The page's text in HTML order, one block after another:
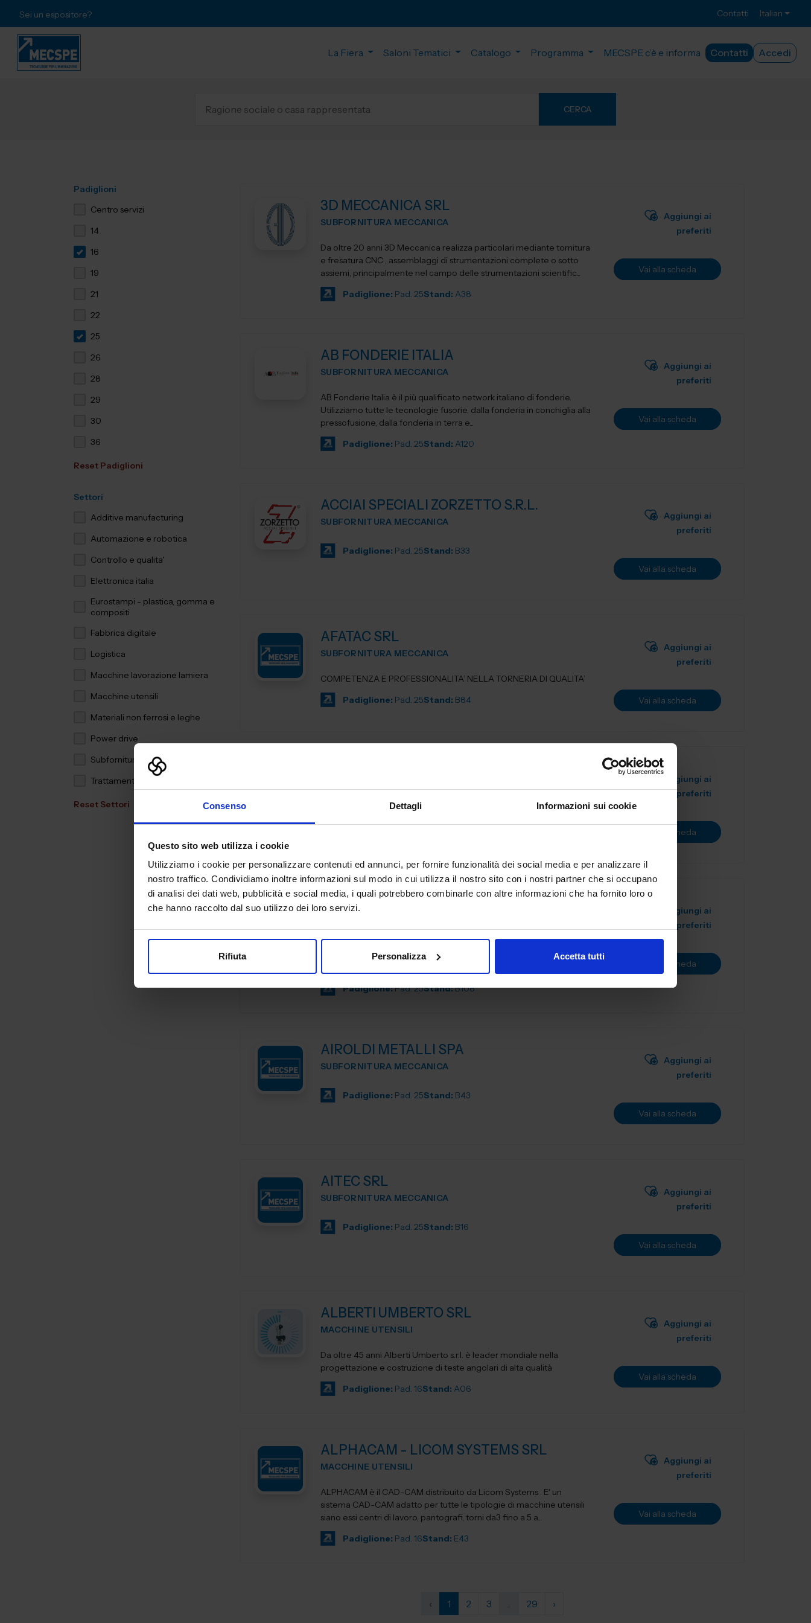
Consenso Dettagli Informazioni sui cookie
Questo sito web utilizza i cookie
Utilizziamo i cookie per personalizzare contenuti ed annunci, per fornire funzionalità dei social media e per analizzare il
nostro traffico. Condividiamo inoltre informazioni sul modo in cui utilizza il nostro sito con i nostri partner che si occupano
di analisi dei dati web, pubblicità e social media, i quali potrebbero combinarle con altre informazioni che ha fornito loro o
che hanno raccolto dal suo utilizzo dei loro servizi.
Rifiuta Personalizza Accetta tutti
Sei un espositore? Contatti Italian
La Fiera Saloni Tematici Catalogo Programma MECSPE c’è e informa Contatti Accedi
CERCA
Padiglioni
Centro servizi
14
16
19
21
22
25
26
28
29
30
36
Reset Padiglioni
Settori
Additive manufacturing
Automazione e robotica
Controllo e qualita'
Elettronica italia
Eurostampi - plastica, gomma e
compositi
Fabbrica digitale
Logistica
Macchine lavorazione lamiera
Macchine utensili
Materiali non ferrosi e leghe
Power drive
Subfornitura meccanica
Trattamenti e finiture
Reset Settori
3D MECCANICA SRL
SUBFORNITURA MECCANICA
Da oltre 20 anni 3D Meccanica realizza particolari mediante tornitura
e fresatura CNC , assemblaggi di strumentazioni complete o sotto
assiemi, principalmente nel campo delle strumentazioni scientific...
Padiglione: Pad. 25Stand: A38
Aggiungi ai
preferiti
Vai alla scheda
AB FONDERIE ITALIA
SUBFORNITURA MECCANICA
AB Fonderie Italia è il più qualificato network italiano di fonderie.
Utilizziamo tutte le tecnologie fusorie, dalla fonderia in conchiglia alla
pressofusione, dalla fonderia in terra e...
Padiglione: Pad. 25Stand: A120
Aggiungi ai
preferiti
Vai alla scheda
ACCIAI SPECIALI ZORZETTO S.R.L.
SUBFORNITURA MECCANICA
Padiglione: Pad. 25Stand: B33
Aggiungi ai
preferiti
Vai alla scheda
AFATAC SRL
SUBFORNITURA MECCANICA
COMPETENZA E PROFESSIONALITA’ NELLA TORNERIA DI QUALITA’
Padiglione: Pad. 25Stand: B84
Aggiungi ai
preferiti
Vai alla scheda
Pad. 16
Aggiungi ai
preferiti
Vai alla scheda
AGUZZOLI SRL
Da oltre 40 anni, Aguzzoli srl è il partner tecnico per la realizzazione
di componenti in alluminio pressofuso. Progettiamo e costruiamo
Padiglione:Pad. 25Stand:B108
Aggiungi ai
preferiti
Vai alla scheda
AIROLDI METALLI SPA
SUBFORNITURA MECCANICA
Padiglione: Pad. 25Stand: B43
Aggiungi ai
preferiti
Vai alla scheda
AITEC SRL
SUBFORNITURA MECCANICA
Padiglione: Pad. 25Stand: B16
Aggiungi ai
preferiti
Vai alla scheda
ALBERTI UMBERTO SRL
MACCHINE UTENSILI
Da oltre 45 anni Alberti Umberto s.r.l. è leader mondiale nella
progettazione e costruzione di teste angolari di alta qualità
Padiglione: Pad. 16Stand: A06
Aggiungi ai
preferiti
Vai alla scheda
ALPHACAM - LICOM SYSTEMS SRL
MACCHINE UTENSILI
ALPHACAM è il CAD-CAM distribuito da Licom Systems . E' un
sistema CAD-CAM adatto per tutte le tipologie di macchine utensili
siano essi centri di lavoro, pantografi, torni da3 fino a 5 a...
Padiglione: Pad. 16Stand: E43
Aggiungi ai
preferiti
Vai alla scheda
‹ 1 2 3 ... 29 ›